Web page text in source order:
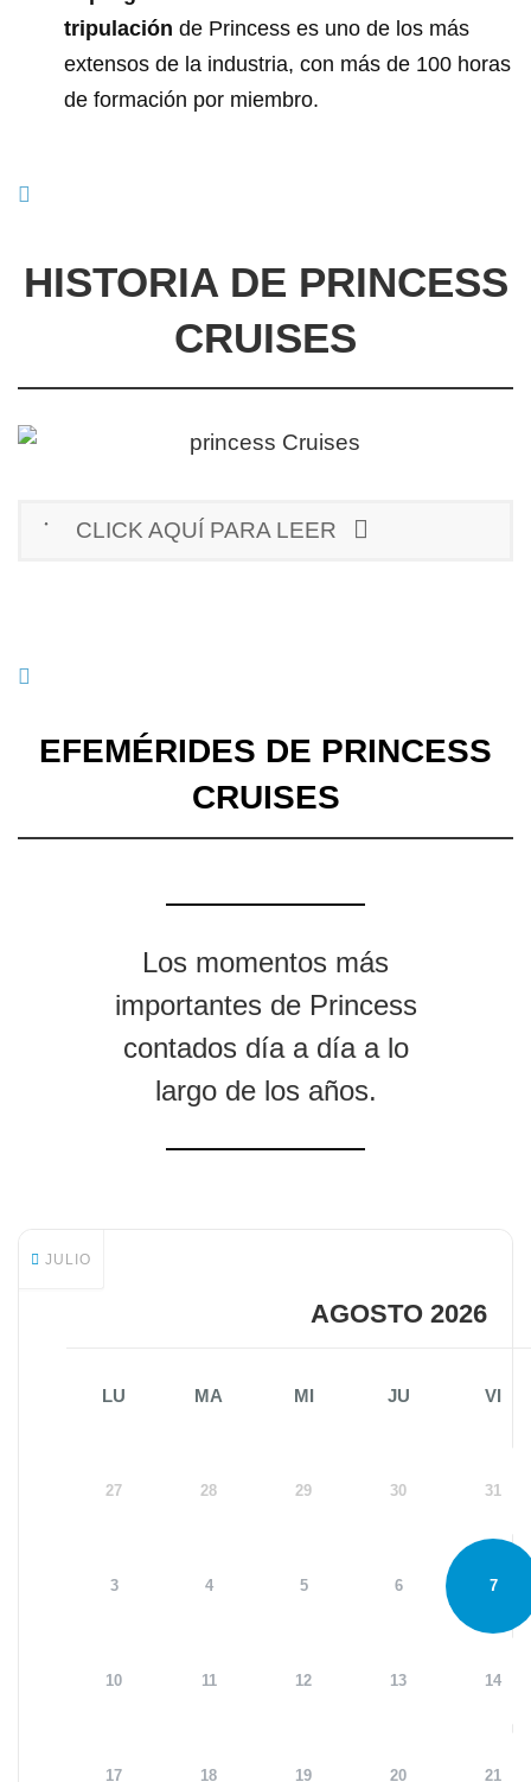
tripulación de Princess es uno de los más
extensos de la industria, con más de 100 horas
de formación por miembro.
HISTORIA DE PRINCESS
CRUISES
CLICK AQUÍ PARA LEER
EFEMÉRIDES DE PRINCESS
CRUISES
Los momentos más
importantes de Princess
contados día a día a lo
largo de los años.
JULIO
AGOSTO 2026
LU MA MI JU VI
27 28 29 30 31
3 4 5 6 7
10 11 12 13 14
17 18 19 20 21